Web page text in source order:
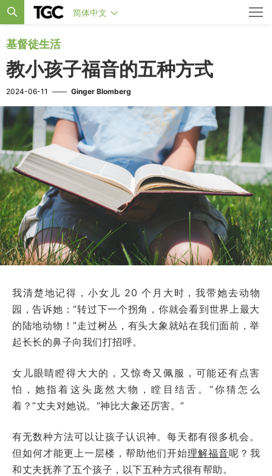
简体中文
基督徒生活
教小孩子福音的五种方式
2024-06-11 —— Ginger Blomberg
我清楚地记得，小女儿 20 个月大时，我带她去动物
园，告诉她：“转过下一个拐角，你就会看到世界上最大
的陆地动物！”走过树丛，有头大象就站在我们面前，举
起长长的鼻子向我们打招呼。
女儿眼睛瞪得大大的，又惊奇又佩服，可能还有点害
怕，她指着这头庞然大物，瞠目结舌。“你猜怎么
着？”丈夫对她说。“神比大象还厉害。”
有无数种方法可以让孩子认识神。每天都有很多机会。
但如何才能更上一层楼，帮助他们开始理解福音呢？我
和丈夫抚养了五个孩子，以下五种方式很有帮助。